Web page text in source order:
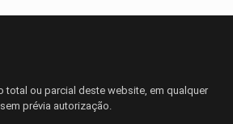
total ou parcial deste website, em qualquer
prévia autorização.